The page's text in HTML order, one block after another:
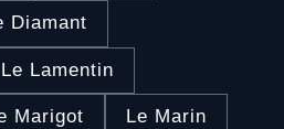
Diamant
Le Lamentin
Marigot Le Marin